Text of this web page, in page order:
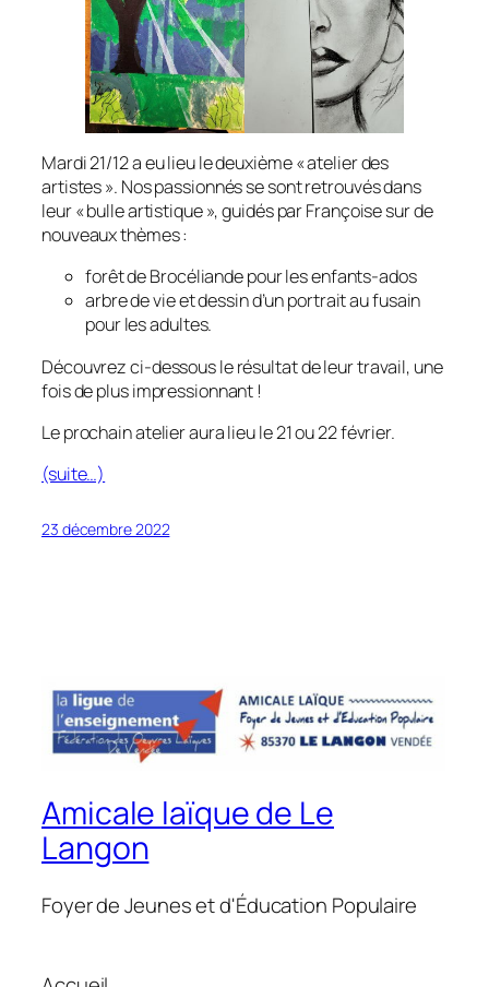
Mardi 21/12 a eu lieu le deuxième « atelier des
artistes ». Nos passionnés se sont retrouvés dans
leur « bulle artistique », guidés par Françoise sur de
nouveaux thèmes :
forêt de Brocéliande pour les enfants-ados
arbre de vie et dessin d’un portrait au fusain
pour les adultes.
Découvrez ci-dessous le résultat de leur travail, une
fois de plus impressionnant !
Le prochain atelier aura lieu le 21 ou 22 février.
(suite…)
23 décembre 2022
Amicale laïque de Le
Langon
Foyer de Jeunes et d'Éducation Populaire